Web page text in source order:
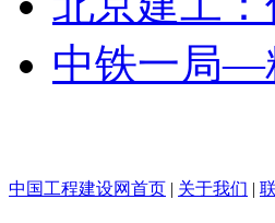
中铁一局—
中国工程建设网首页 | 关于我们 |